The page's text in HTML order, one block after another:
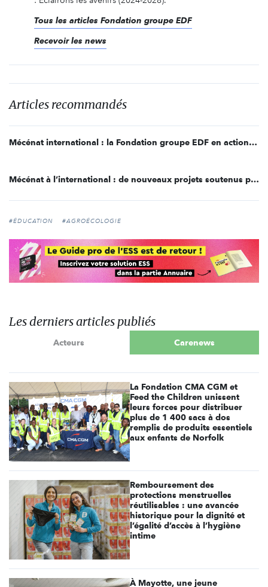
Tous les articles Fondation groupe EDF
Recevoir les news
Articles recommandés
Mécénat international : la Fondation groupe EDF en action pour l’accès aux biens essentiels
Mécénat à l’international : de nouveaux projets soutenus par la Fondation groupe EDF
#ÉDUCATION #AGROÉCOLOGIE
Les derniers articles publiés
Acteurs Carenews
La Fondation CMA CGM et
Feed the Children unissent
leurs forces pour distribuer
plus de 1 400 sacs à dos
remplis de produits essentiels
aux enfants de Norfolk
Remboursement des
protections menstruelles
réutilisables : une avancée
historique pour la dignité et
l’égalité d’accès à l’hygiène
intime
À Mayotte, une jeune